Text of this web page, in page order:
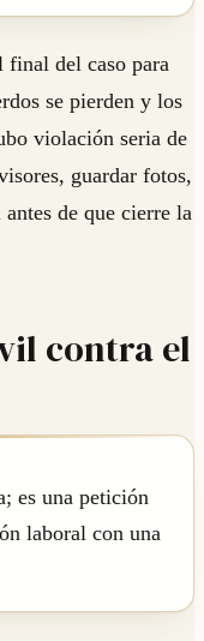
final del caso para
se pierden y los
violación seria de
guardar fotos,
de que cierre la
contra el
es una petición
laboral con una